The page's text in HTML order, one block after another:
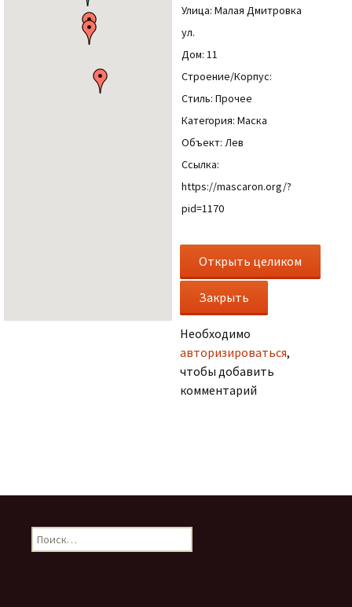
Улица: Малая Дмитровка
ул.
Дом: 11
Строение/Корпус:
Стиль: Прочее
Категория: Маска
Объект: Лев
Ссылка:
https://mascaron.org/?
pid=1170
Необходимо
авторизироваться,
чтобы добавить
комментарий
Н
а